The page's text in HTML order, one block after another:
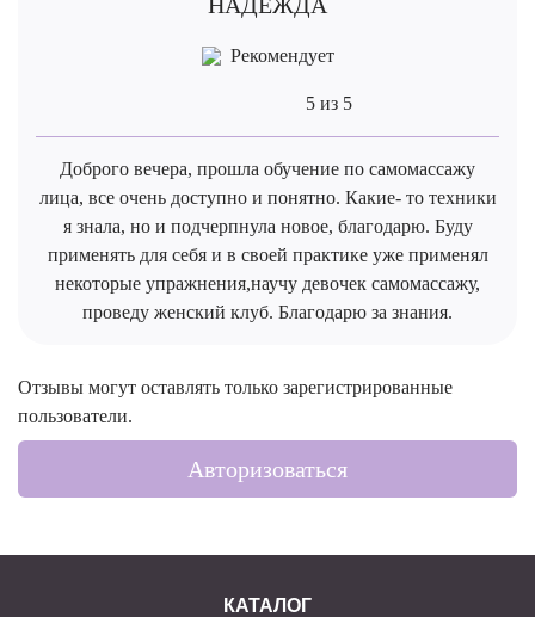
Рекомендует
5 из 5
Доброго вечера, прошла обучение по самомассажу
лица, все очень доступно и понятно. Какие- то техники
я знала, но и подчерпнула новое, благодарю. Буду
применять для себя и в своей практике уже применял
некоторые упражнения,научу девочек самомассажу,
проведу женский клуб. Благодарю за знания.
Отзывы могут оставлять только зарегистрированные
пользователи.
Авторизоваться
КАТАЛОГ